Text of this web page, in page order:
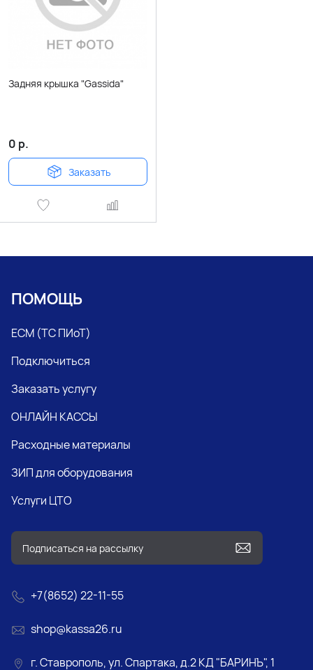
Задняя крышка "Gassida"
0 р.
Заказать
ПОМОЩЬ
ЕСМ (ТС ПИоТ)
Подключиться
Заказать услугу
ОНЛАЙН КАССЫ
Расходные материалы
ЗИП для оборудования
Услуги ЦТО
+7(8652) 22-11-55
shop@kassa26.ru
г. Ставрополь, ул. Спартака, д.2 КД "БАРИНЪ", 1